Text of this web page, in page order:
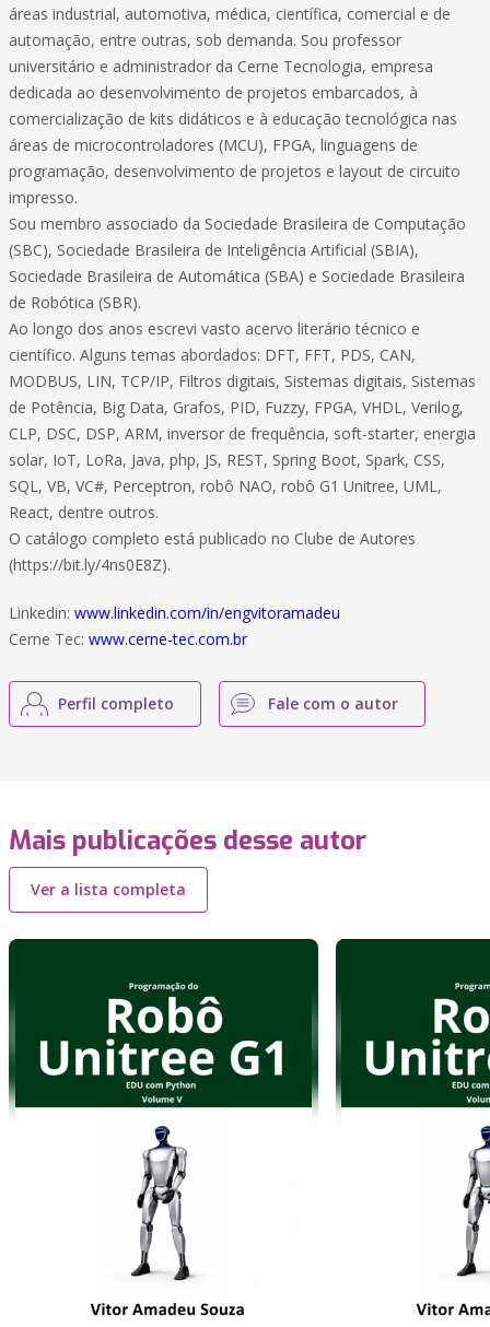
áreas industrial, automotiva, médica, científica, comercial e de
automação, entre outras, sob demanda. Sou professor
universitário e administrador da Cerne Tecnologia, empresa
dedicada ao desenvolvimento de projetos embarcados, à
comercialização de kits didáticos e à educação tecnológica nas
áreas de microcontroladores (MCU), FPGA, linguagens de
programação, desenvolvimento de projetos e layout de circuito
impresso.
Sou membro associado da Sociedade Brasileira de Computação
(SBC), Sociedade Brasileira de Inteligência Artificial (SBIA),
Sociedade Brasileira de Automática (SBA) e Sociedade Brasileira
de Robótica (SBR).
Ao longo dos anos escrevi vasto acervo literário técnico e
científico. Alguns temas abordados: DFT, FFT, PDS, CAN,
MODBUS, LIN, TCP/IP, Filtros digitais, Sistemas digitais, Sistemas
de Potência, Big Data, Grafos, PID, Fuzzy, FPGA, VHDL, Verilog,
CLP, DSC, DSP, ARM, inversor de frequência, soft-starter, energia
solar, IoT, LoRa, Java, php, JS, REST, Spring Boot, Spark, CSS,
SQL, VB, VC#, Perceptron, robô NAO, robô G1 Unitree, UML,
React, dentre outros.
O catálogo completo está publicado no Clube de Autores
(https://bit.ly/4ns0E8Z).
Linkedin: www.linkedin.com/in/engvitoramadeu
Cerne Tec: www.cerne-tec.com.br
Perfil completo Fale com o autor
Mais publicações desse autor
Ver a lista completa